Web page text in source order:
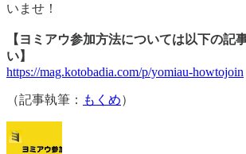
いませ！
【ヨミアウ参加方法については以下の記
い】
https://mag.kotobadia.com/p/yomiau-howtojoin
（記事執筆： もくめ）